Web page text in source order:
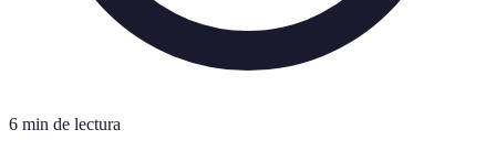
6 min de lectura